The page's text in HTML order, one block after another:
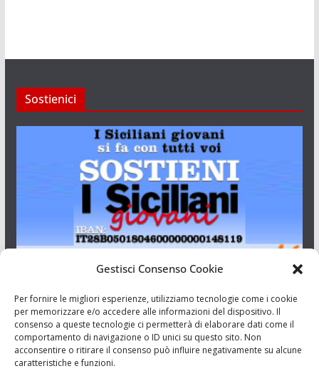
Gestisci Consenso Cookie
Per fornire le migliori esperienze, utilizziamo tecnologie come i cookie
per memorizzare e/o accedere alle informazioni del dispositivo. Il
consenso a queste tecnologie ci permetterà di elaborare dati come il
comportamento di navigazione o ID unici su questo sito. Non
acconsentire o ritirare il consenso può influire negativamente su alcune
caratteristiche e funzioni.
Sostienici
Aut. del tribunale di Catania n.23/2011 del 20/09/2011 Dir.
Resp. Riccardo Orioles.